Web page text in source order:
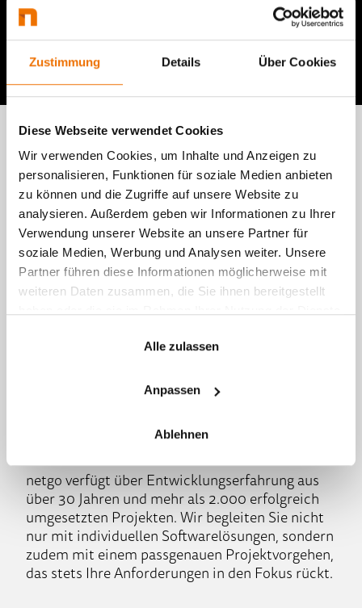
Zustimmung Details Über Cookies
Diese Webseite verwendet Cookies
Wir verwenden Cookies, um Inhalte und Anzeigen zu
personalisieren, Funktionen für soziale Medien anbieten
zu können und die Zugriffe auf unsere Website zu
analysieren. Außerdem geben wir Informationen zu Ihrer
Verwendung unserer Website an unsere Partner für
soziale Medien, Werbung und Analysen weiter. Unsere
Partner führen diese Informationen möglicherweise mit
weiteren Daten zusammen, die Sie ihnen bereitgestellt
Alle zulassen
Anpassen
Ablehnen
uns gerne.
Darum sollten Sie bei
individueller
Softwareentwicklung mit
netgo zusammenarbeiten
Geschäftsmodelle und -prozesse sind komplex:
Nicht jedes Unternehmen hat die Kapazitäten
Softwarelösungen zu entwickeln - obwohl diese
Leistungsangebots sind. netgo unterstützt dabei,
weiterzuentwickeln und auf Wunsch auch zu
netgo verfügt über Entwicklungserfahrung aus
über 30 Jahren und mehr als 2.000 erfolgreich
umgesetzten Projekten. Wir begleiten Sie nicht
nur mit individuellen Softwarelösungen, sondern
zudem mit einem passgenauen Projektvorgehen,
das stets Ihre Anforderungen in den Fokus rückt.